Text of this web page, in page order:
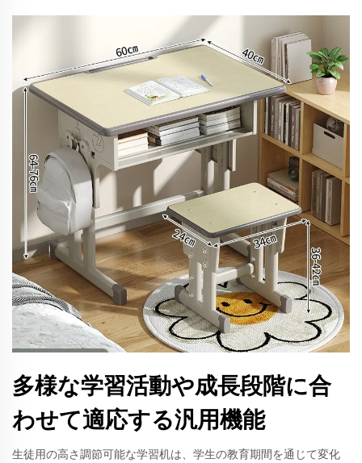
多様な学習活動や成長段階に合
わせて適応する汎用機能
生徒用の高さ調節可能な学習机は、学生の教育期間を通じて変化